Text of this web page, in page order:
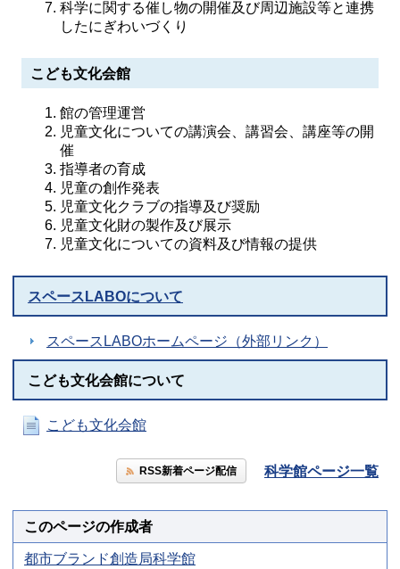
科学に関する催し物の開催及び周辺施設等と連携
したにぎわいづくり
こども文化会館
館の管理運営
児童文化についての講演会、講習会、講座等の開
催
指導者の育成
児童の創作発表
児童文化クラブの指導及び奨励
児童文化財の製作及び展示
児童文化についての資料及び情報の提供
スペースLABOについて
スペースLABOホームページ（外部リンク）
こども文化会館について
こども文化会館
RSS新着ページ配信 科学館ページ一覧
このページの作成者
都市ブランド創造局科学館